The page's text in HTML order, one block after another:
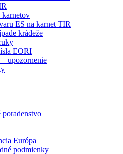
karnetov
ES na karnet TIR
krádeže
EORI
upozornenie
poradenstvo
Európa
podmienky